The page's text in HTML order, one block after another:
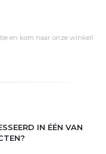
en kom naar onze winkel!
IN ÉÉN VAN